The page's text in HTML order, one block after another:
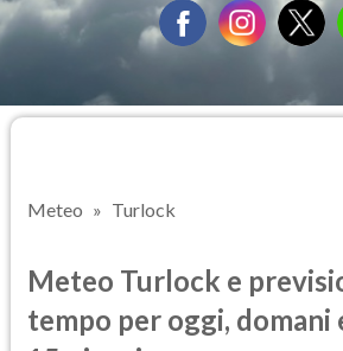
Meteo Turlock
Meteo Turlock e
tempo per oggi, domani